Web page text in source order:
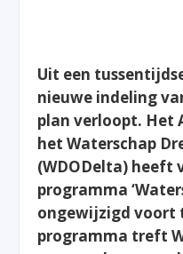
Uit een
nieuwe indeling
plan verloopt. Het
het Waterschap
(WDODelta) heeft
programma
ongewijzigd voort
programma treft